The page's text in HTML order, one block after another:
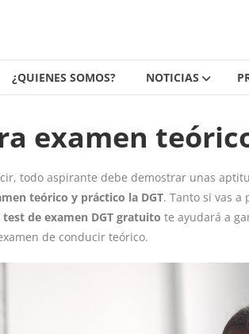
¿QUIENES SOMOS? NOTICIAS
examen
todo aspirante debe demostrar unas
teórico y práctico la DGT. Tanto si vas
test de examen DGT gratuito te ayudará a
de conducir teórico.